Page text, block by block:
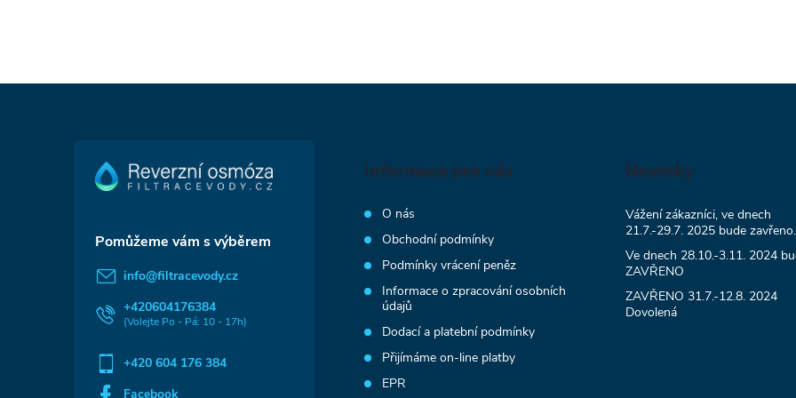
info@filtracevody.cz
+420604176384
+420 604 176 384
Facebook
Informace pro vás
O nás
Obchodní podmínky
Podmínky vrácení peněz
Informace o zpracování osobních
údajů
Dodací a platební podmínky
Přijímáme on-line platby
EPR
Novinky
Vážení zákazníci, ve dnech
21.7.-29.7. 2025 bude zavřeno.
Ve dnech 28.10.-3.11. 2024
ZAVŘENO
ZAVŘENO 31.7.-12.8. 2024
Dovolená